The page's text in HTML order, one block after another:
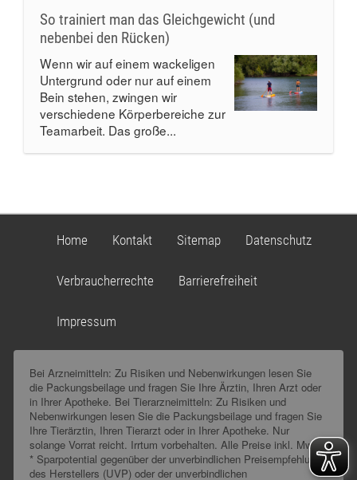
So trainiert man das Gleichgewicht (und
nebenbei den Rücken)
Wenn wir auf einem wackeligen
Untergrund oder nur auf einem
Bein stehen, zwingen wir
verschiedene Körperbereiche zur
Teamarbeit. Das große...
Home Kontakt Sitemap Datenschutz
Verbraucherrechte Barrierefreiheit
Impressum
Bei Arzneimitteln: Zu Risiken und Nebenwirkungen lesen Sie
die Packungsbeilage und fragen Sie Ihre Ärztin, Ihren Arzt oder
in Ihrer Apotheke. Bei Tierarzneimitteln: Zu Risiken und
Nebenwirkungen lesen Sie die Packungsbeilage und fragen Sie
Ihre Tierärztin, Ihren Tierarzt oder in Ihrer Apotheke. Nur
solange Vorrat reicht. Irrtum vorbehalten. Alle Preise inkl. MwSt.
* Sparpotential gegenüber der unverbindlichen Preisempfehlung
des Herstellers (UVP) oder der unverbindlichen